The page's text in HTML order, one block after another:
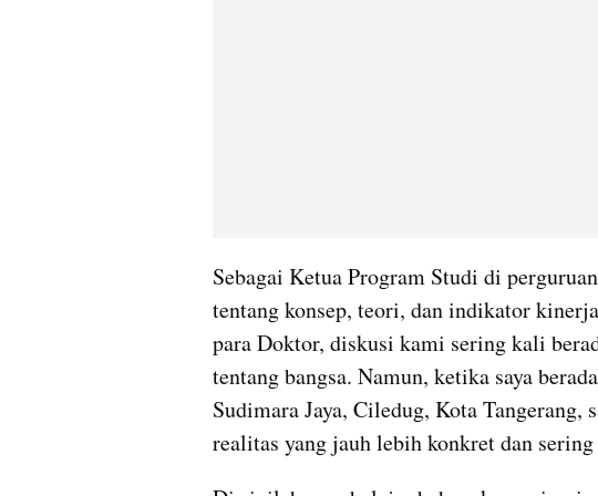
Sebagai Ketua Program Studi di
tentang konsep, teori, dan indikator
para Doktor, diskusi kami sering kali
tentang bangsa. Namun, ketika saya
Sudimara Jaya, Ciledug, Kota Tangerang,
realitas yang jauh lebih konkret dan